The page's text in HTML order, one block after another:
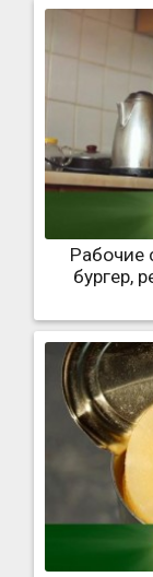
Рабочие
бургер,